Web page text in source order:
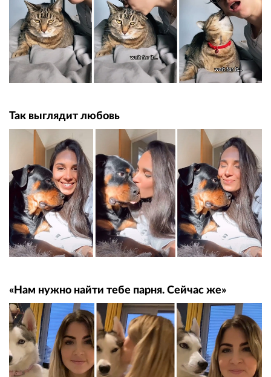
Так выглядит любовь
«Нам нужно найти тебе парня. Сейчас же»